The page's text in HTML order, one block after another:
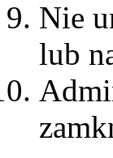
Nie
lub